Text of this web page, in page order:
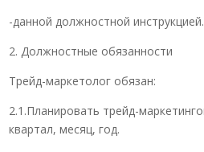
-данной должностной инструкцией.
2. Должностные обязанности
Трейд-маркетолог обязан:
2.1.Планировать трейд-
квартал, месяц, год.